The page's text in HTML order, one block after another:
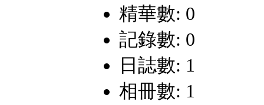
精華數: 0
記錄數: 0
日誌數: 1
相冊數: 1